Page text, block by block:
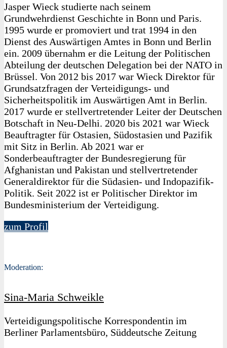
Jasper Wieck studierte nach seinem
Grundwehrdienst Geschichte in Bonn und Paris.
1995 wurde er promoviert und trat 1994 in den
Dienst des Auswärtigen Amtes in Bonn und Berlin
ein. 2009 übernahm er die Leitung der Politischen
Abteilung der deutschen Delegation bei der NATO in
Brüssel. Von 2012 bis 2017 war Wieck Direktor für
Grundsatzfragen der Verteidigungs- und
Sicherheitspolitik im Auswärtigen Amt in Berlin.
2017 wurde er stellvertretender Leiter der Deutschen
Botschaft in Neu-Delhi. 2020 bis 2021 war Wieck
Beauftragter für Ostasien, Südostasien und Pazifik
mit Sitz in Berlin. Ab 2021 war er
Sonderbeauftragter der Bundesregierung für
Afghanistan und Pakistan und stellvertretender
Generaldirektor für die Südasien- und Indopazifik-
Politik. Seit 2022 ist er Politischer Direktor im
Bundesministerium der Verteidigung.
zum Profil
Moderation:
Sina-Maria Schweikle
Verteidigungspolitische Korrespondentin im
Berliner Parlamentsbüro, Süddeutsche Zeitung